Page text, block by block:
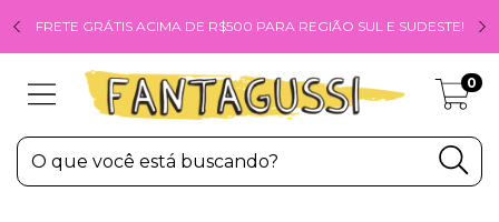
FRETE GRÁTIS ACIMA DE R$500 PARA REGIÃO SUL E SUDESTE!
0